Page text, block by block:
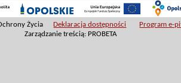
Życia Deklaracja dostępności
Program e-
Zarządzanie treścią: PROBETA